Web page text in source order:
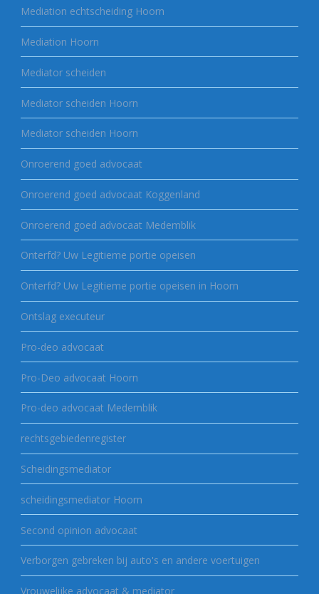
Mediation echtscheiding Hoorn
Mediation Hoorn
Mediator scheiden
Mediator scheiden Hoorn
Mediator scheiden Hoorn
Onroerend goed advocaat
Onroerend goed advocaat Koggenland
Onroerend goed advocaat Medemblik
Onterfd? Uw Legitieme portie opeisen
Onterfd? Uw Legitieme portie opeisen in Hoorn
Ontslag executeur
Pro-deo advocaat
Pro-Deo advocaat Hoorn
Pro-deo advocaat Medemblik
rechtsgebiedenregister
Scheidingsmediator
scheidingsmediator Hoorn
Second opinion advocaat
Verborgen gebreken bij auto's en andere voertuigen
Vrouwelijke advocaat & mediator